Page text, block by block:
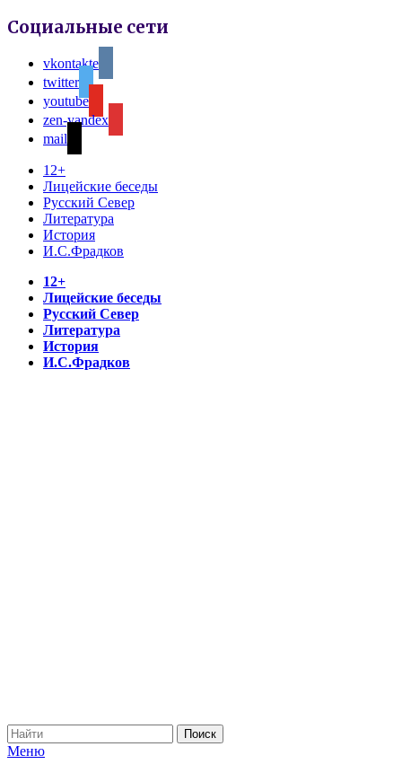
Социальные сети
vkontakte
twitter
youtube
zen-yandex
mail
12+
Лицейские беседы
Русский Север
Литература
История
И.С.Фрадков
12+
Лицейские беседы
Русский Север
Литература
История
И.С.Фрадков
Меню